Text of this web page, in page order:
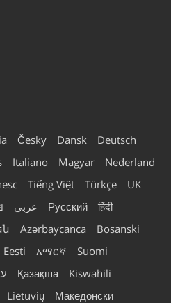
Česky Dansk
Deutsch
Italiano Magyar
Nederland
Tiếng Việt Türkçe
UK
عربي Русский
हिंदी
Azərbaycanca
Bosanski
Eesti አማርኛ
Suomi
Қазақша
Kiswahili
Lietuvių Македонски